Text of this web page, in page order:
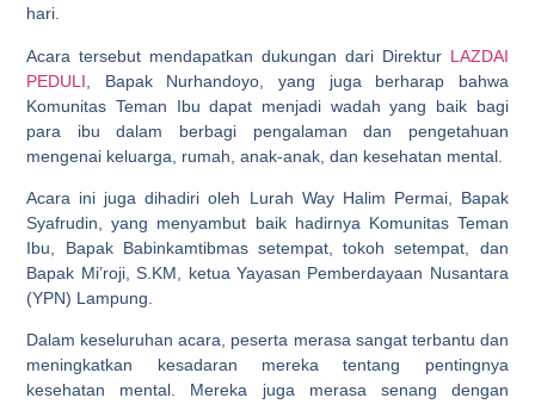
hari.
Acara tersebut mendapatkan dukungan dari Direktur LAZDAI
PEDULI , Bapak Nurhandoyo, yang juga berharap bahwa
Komunitas Teman Ibu dapat menjadi wadah yang baik bagi
para ibu dalam berbagi pengalaman dan pengetahuan
mengenai keluarga, rumah, anak-anak, dan kesehatan mental.
Acara ini juga dihadiri oleh Lurah Way Halim Permai, Bapak
Syafrudin, yang menyambut baik hadirnya Komunitas Teman
Ibu, Bapak Babinkamtibmas setempat, tokoh setempat, dan
Bapak Mi’roji, S.KM, ketua Yayasan Pemberdayaan Nusantara
(YPN) Lampung.
Dalam keseluruhan acara, peserta merasa sangat terbantu dan
meningkatkan kesadaran mereka tentang pentingnya
kesehatan mental. Mereka juga merasa senang dengan